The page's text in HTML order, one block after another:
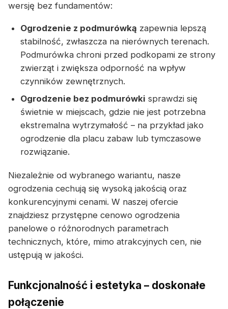
wersję bez fundamentów:
Ogrodzenie z podmurówką zapewnia lepszą
stabilność, zwłaszcza na nierównych terenach.
Podmurówka chroni przed podkopami ze strony
zwierząt i zwiększa odporność na wpływ
czynników zewnętrznych.
Ogrodzenie bez podmurówki sprawdzi się
świetnie w miejscach, gdzie nie jest potrzebna
ekstremalna wytrzymałość – na przykład jako
ogrodzenie dla placu zabaw lub tymczasowe
rozwiązanie.
Niezależnie od wybranego wariantu, nasze
ogrodzenia cechują się wysoką jakością oraz
konkurencyjnymi cenami. W naszej ofercie
znajdziesz przystępne cenowo ogrodzenia
panelowe o różnorodnych parametrach
technicznych, które, mimo atrakcyjnych cen, nie
ustępują w jakości.
Funkcjonalność i estetyka – doskonałe
połączenie